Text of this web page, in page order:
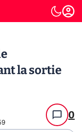
la sortie
0